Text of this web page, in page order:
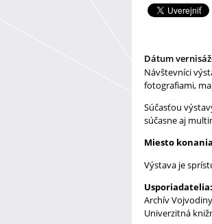
Dátum
Návštevníci
fotografiami,
Súčasťou
súčasne aj
Miesto
Výstava je
Usporiadatelia:
Archív
Univerzitná